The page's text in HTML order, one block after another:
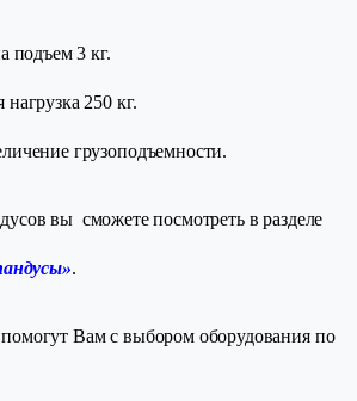
подъем 3 кг.
250 кг.
грузоподъемности.
вы сможете посмотреть в разделе
».
Вам с выбором оборудования по